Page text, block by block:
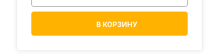
В КОРЗИНУ